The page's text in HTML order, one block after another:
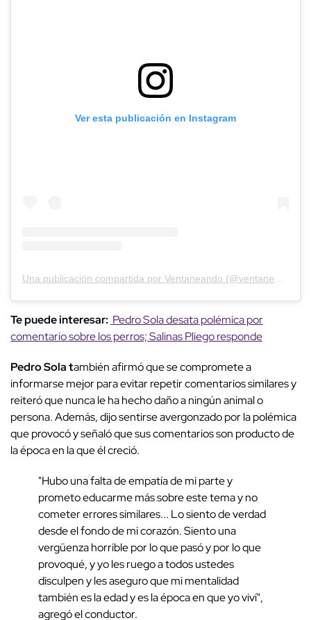
Ver esta publicación en Instagram
Te puede interesar: Pedro Sola desata polémica por
comentario sobre los perros; Salinas Pliego responde
Pedro Sola también afirmó que se compromete a
informarse mejor para evitar repetir comentarios similares y
reiteró que nunca le ha hecho daño a ningún animal o
persona. Además, dijo sentirse avergonzado por la polémica
que provocó y señaló que sus comentarios son producto de
la época en la que él creció.
"Hubo una falta de empatía de mi parte y
prometo educarme más sobre este tema y no
cometer errores similares... Lo siento de verdad
desde el fondo de mi corazón. Siento una
vergüenza horrible por lo que pasó y por lo que
provoqué, y yo les ruego a todos ustedes
disculpen y les aseguro que mi mentalidad
también es la edad y es la época en que yo viví",
agregó el conductor.